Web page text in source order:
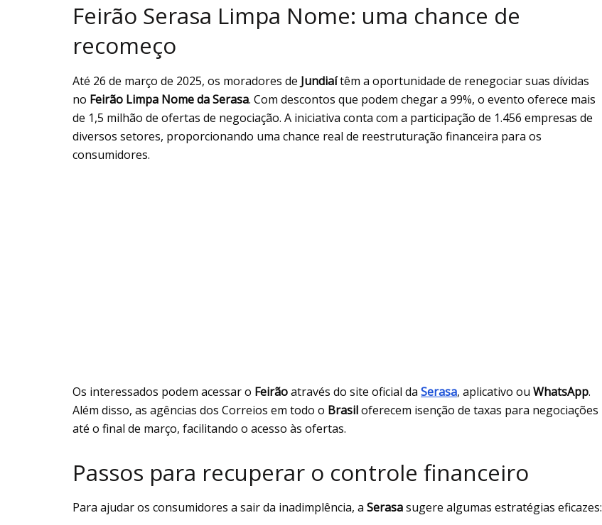
Feirão Serasa Limpa Nome: uma chance de
recomeço
Até 26 de março de 2025, os moradores de Jundiaítêm a oportunidade de renegociar suas dívidas
no Feirão Limpa Nome da Serasa. Com descontos que podem chegar a 99%, o evento oferece mais
de 1,5 milhão de ofertas de negociação. A iniciativa conta com a participação de 1.456 empresas de
diversos setores, proporcionando uma chance real de reestruturação financeira para os
consumidores.
Os interessados podem acessar o Feirãoatravés do site oficial da Serasa, aplicativo ou WhatsApp.
Além disso, as agências dos Correios em todo o Brasiloferecem isenção de taxas para negociações
até o final de março, facilitando o acesso às ofertas.
Passos para recuperar o controle financeiro
Para ajudar os consumidores a sair da inadimplência, a Serasasugere algumas estratégias eficazes: